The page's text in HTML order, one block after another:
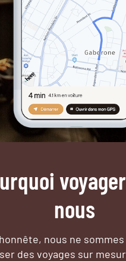
nous
nous ne
des voyages sur